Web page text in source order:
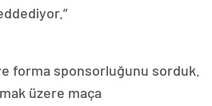
forma sponsorluğunu sorduk.
üzere maça